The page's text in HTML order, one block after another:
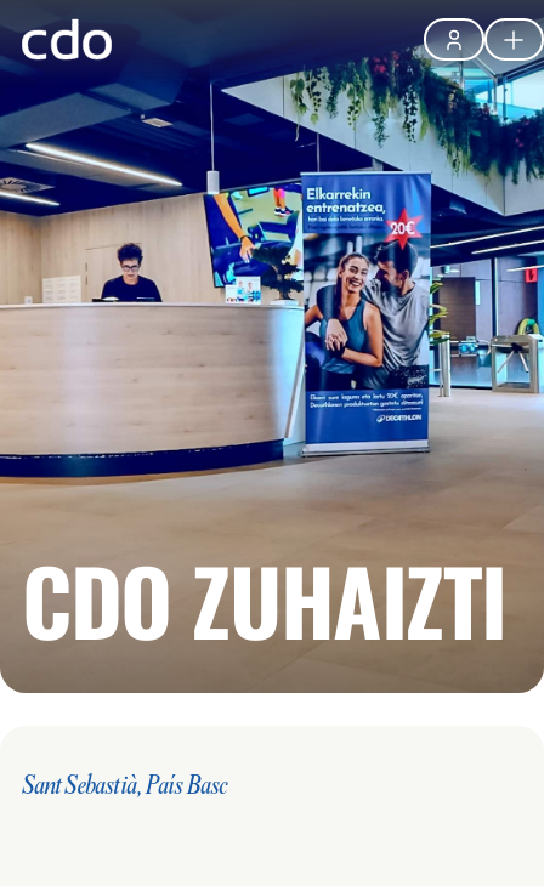
CDO ZUHAIZTI
Sant Sebastià, País Basc